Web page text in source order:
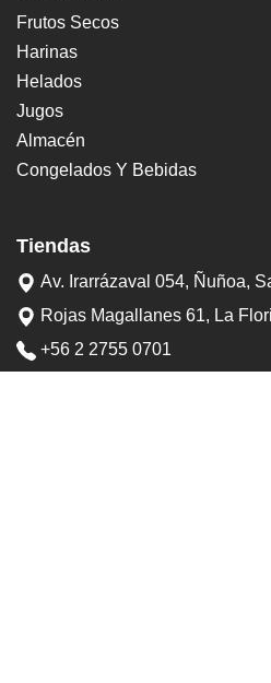
Frutos Secos
Harinas
Helados
Jugos
Almacén
Congelados Y Bebidas
Tiendas
Av. Irarrázaval 054, Ñuñoa,
Rojas Magallanes 61, La
+56 2 2755 0701